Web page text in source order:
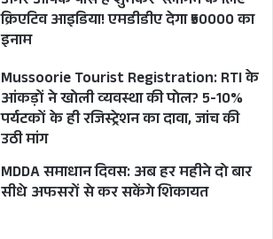
क्रिएटिव आइडिया! एमडीडीए देगा ₹50000 का
इनाम
Mussoorie Tourist Registration: RTI के
आंकड़ों ने खोली व्यवस्था की पोल? 5-10%
पर्यटकों के ही रजिस्ट्रेशन का दावा, जांच की
उठी मांग
MDDA समाधान दिवस: अब हर महीने दो बार
सीधे अफसरों से कर सकेंगे शिकायत